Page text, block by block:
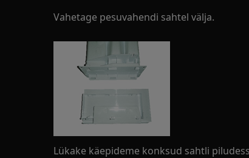
Vahetage pesuvahendi sahtel välja.
Lükake käepideme konksud sahtli